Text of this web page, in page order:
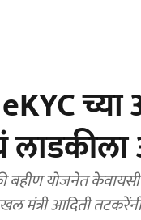
योजनेत
मंत्री आदिती